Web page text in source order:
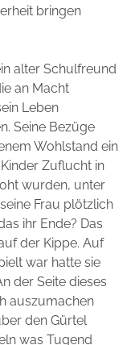
bringen
alter Schulfreund
an Macht
Leben
Seine Bezüge
Wohlstand ein
Zuflucht in
wurden, unter
Frau plötzlich
ihr Ende? Das
der Kippe. Auf
war hatte sie
der Seite dieses
auszumachen
den Gürtel
was Tugend